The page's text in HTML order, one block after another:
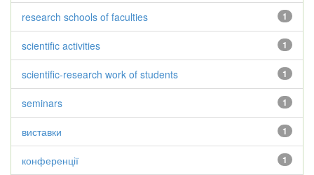
1
research schools of faculties
1
scientific activities
1
scientific-research work of students
1
seminars
1
виставки
1
конференції